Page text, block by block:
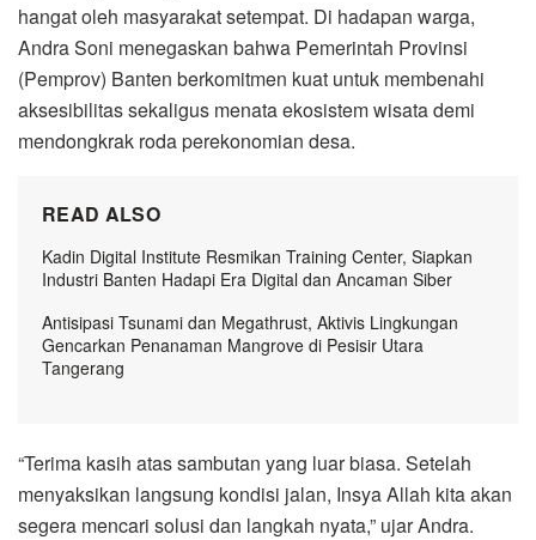
hangat oleh masyarakat setempat. Di hadapan warga,
Andra Soni menegaskan bahwa Pemerintah Provinsi
(Pemprov) Banten berkomitmen kuat untuk membenahi
aksesibilitas sekaligus menata ekosistem wisata demi
mendongkrak roda perekonomian desa.
READ ALSO
Kadin Digital Institute Resmikan Training Center, Siapkan
Industri Banten Hadapi Era Digital dan Ancaman Siber
Antisipasi Tsunami dan Megathrust, Aktivis Lingkungan
Gencarkan Penanaman Mangrove di Pesisir Utara
Tangerang
“Terima kasih atas sambutan yang luar biasa. Setelah
menyaksikan langsung kondisi jalan, Insya Allah kita akan
segera mencari solusi dan langkah nyata,” ujar Andra.